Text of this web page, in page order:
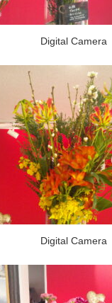
Digital Camera
Digital Camera